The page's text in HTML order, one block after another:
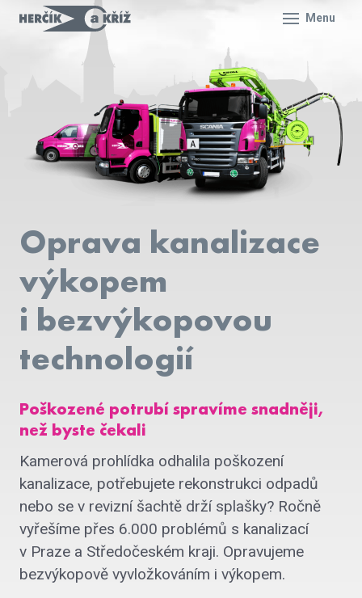
Menu
Oprava kanalizace
výkopem
i bezvýkopovou
technologií
Poškozené potrubí spravíme snadněji,
než byste čekali
Kamerová prohlídka odhalila poškození
kanalizace, potřebujete rekonstrukci odpadů
nebo se v revizní šachtě drží splašky? Ročně
vyřešíme přes 6.000 problémů s kanalizací
v Praze a Středočeském kraji. Opravujeme
bezvýkopově vyvložkováním i výkopem.